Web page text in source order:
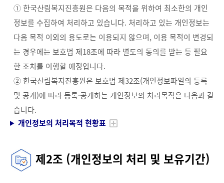
① 한국산림복지진흥원은 다음의 목적을 위하여 최소한의 개인
정보를 수집하여 처리하고 있습니다. 처리하고 있는 개인정보는
다음 목적 이외의 용도로는 이용되지 않으며, 이용 목적이 변경되
는 경우에는 보호법 제18조에 따라 별도의 동의를 받는 등 필요
한 조치를 이행할 예정입니다.
② 한국산림복지진흥원은 보호법 제32조(개인정보파일의 등록
및 공개)에 따라 등록·공개하는 개인정보의 처리목적은 다음과 같
습니다.
개인정보의 처리목적 현황표
제2조 (개인정보의 처리 및 보유기간)